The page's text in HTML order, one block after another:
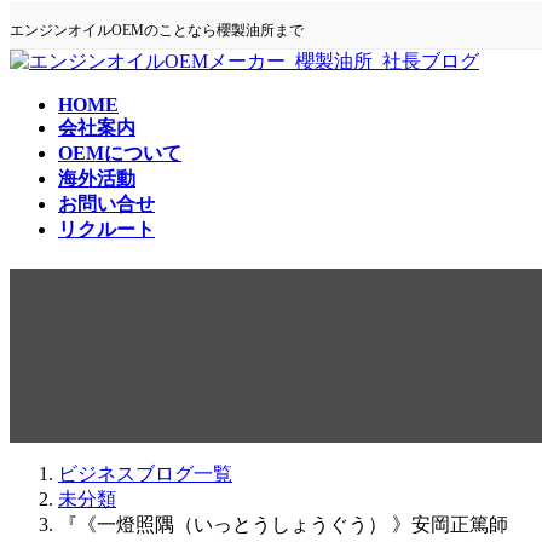
ン
テ
ビ
ゲ
エンジンオイルOEMのことなら櫻製油所まで
HOME
会社案内
OEMについて
海外活動
お問い合せ
リクルート
ビジネスブログ一覧
未分類
『《一燈照隅（いっとうしょうぐう） 》安岡正篤師